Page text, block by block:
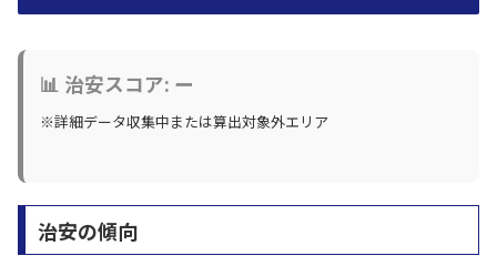
📊 治安スコア: ー
※詳細データ収集中または算出対象外エリア
治安の傾向